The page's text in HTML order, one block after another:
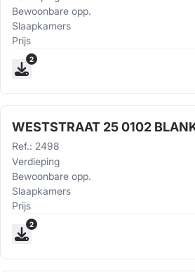
Bewoonbare opp.
Slaapkamers
Prijs
2
WESTSTRAAT 25 0102
Ref.: 2498
Verdieping
Bewoonbare opp.
Slaapkamers
Prijs
2